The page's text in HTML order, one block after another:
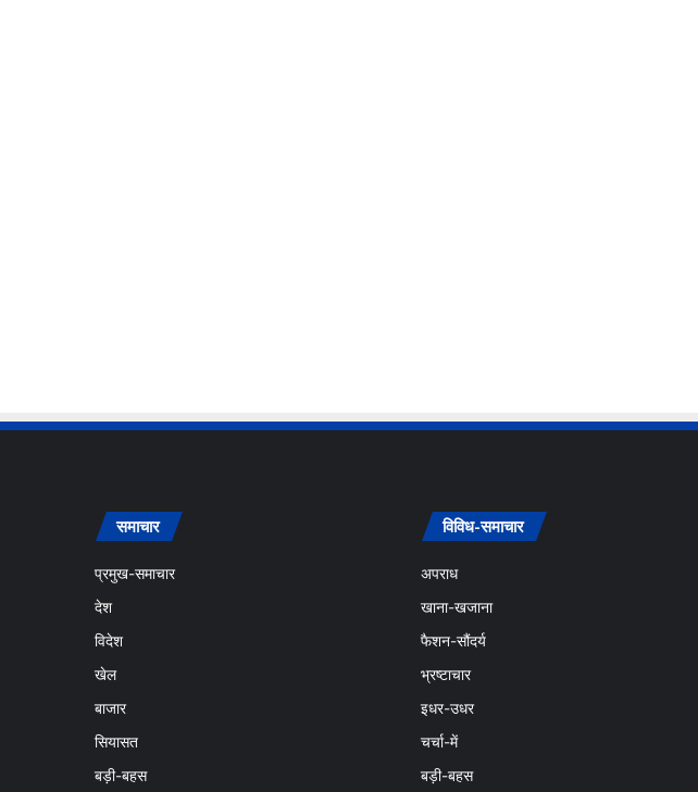
समाचार
प्रमुख-समाचार
देश
विदेश
खेल
बाजार
सियासत
बड़ी-बहस
विविध-समाचार
अपराध
खाना-खजाना
फैशन-सौंदर्य
भ्रष्टाचार
इधर-उधर
चर्चा-में
बड़ी-बहस